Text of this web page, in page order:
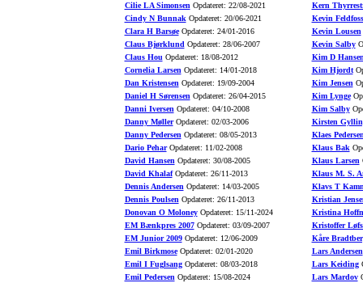
Cilie LA Simonsen Opdateret: 22/08-2021
Cindy N Bunnak Opdateret: 20/06-2021
Clara H BarsøeOpdateret: 24/01-2016
Claus Bjørklund Opdateret: 28/06-2007
Claus Hou Opdateret: 18/08-2012
Cornelia Larsen Opdateret: 14/01-2018
Dan Kristensen Opdateret: 19/09-2004
Daniel H Sørensen Opdateret: 26/04-2015
Danni Iversen Opdateret: 04/10-2008
Danny MøllerOpdateret: 02/03-2006
Danny Pedersen Opdateret: 08/05-2013
Dario PeharOpdateret: 11/02-2008
David Hansen Opdateret: 30/08-2005
David KhalafOpdateret: 26/11-2013
Dennis Andersen Opdateret: 14/03-2005
Dennis Poulsen Opdateret: 26/11-2013
Donovan O MoloneyOpdateret: 15/11-2024
EM Bænkpres 2007Opdateret: 03/09-2007
EM Junior 2009Opdateret: 12/06-2009
Emil BirkmoseOpdateret: 02/01-2020
Emil I FuglsangOpdateret: 08/03-2018
Emil Pedersen Opdateret: 15/08-2024
Kern
Kevin Feldfoss
Kevin Lousen
Kevin Salby
Kim D
Kim Hjordt
Kim Jensen
Kim Lynge
Kim Salby
Kirsten
Klaes
Klaus Bak
Klaus Larsen
Klaus M. S.
Klavs T
Kristian
Kristina
Kristoffer
Kåre
Lars Andersen
Lars Keiding
Lars Mardov